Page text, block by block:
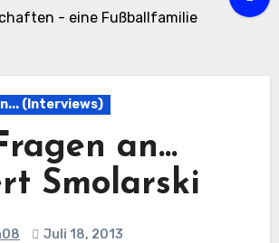
- eine Fußballfamilie
(Interviews)
an…
Smolarski
Juli 18, 2013